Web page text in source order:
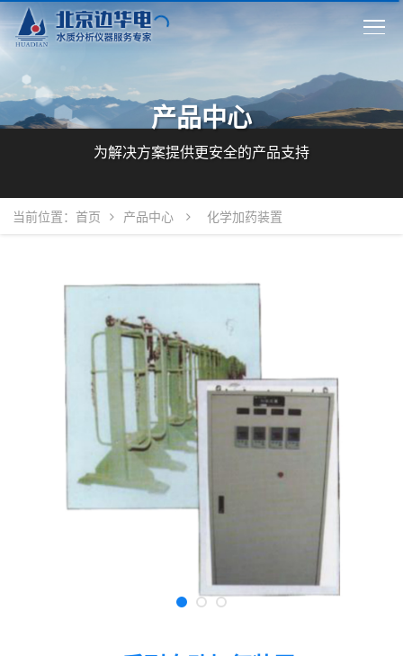
为解决方案提供更安全的产品支持
产品中心
当前位置： 首页 产品中心 化学加药装置